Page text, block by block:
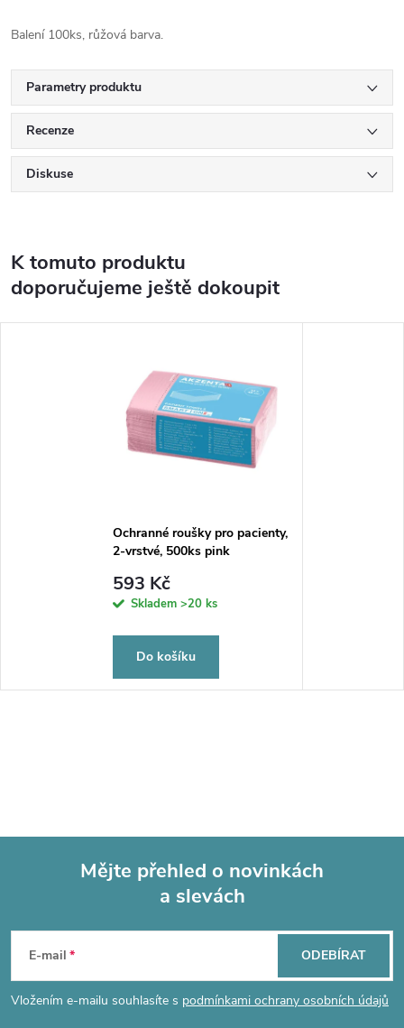
Balení 100ks, růžová barva.
Parametry produktu
Recenze
Diskuse
K tomuto produktu
doporučujeme ještě dokoupit
Ochranné roušky pro pacienty,
2-vrstvé, 500ks pink
593 Kč
Skladem >20 ks
Do košíku
p
Mějte přehled o novinkách
a slevách
E-mail
Vložením e-mailu souhlasíte s podmínkami ochrany osobních údajů
ODEBÍRAT